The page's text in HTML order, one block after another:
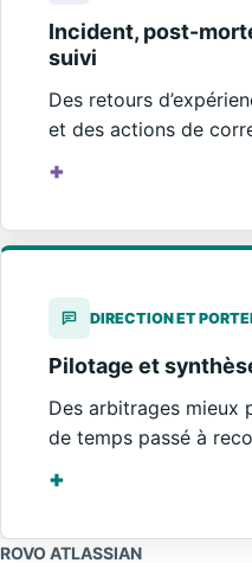
Incident, post-
suivi
Des retours
et des actions de
DIRECTION ET
Pilotage et
Des arbitrages mieux
de temps passé à
ROVO ATLASSIAN